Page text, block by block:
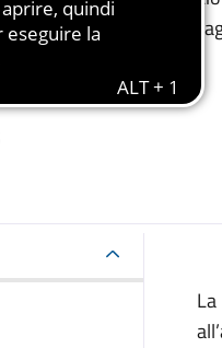
agenti nella